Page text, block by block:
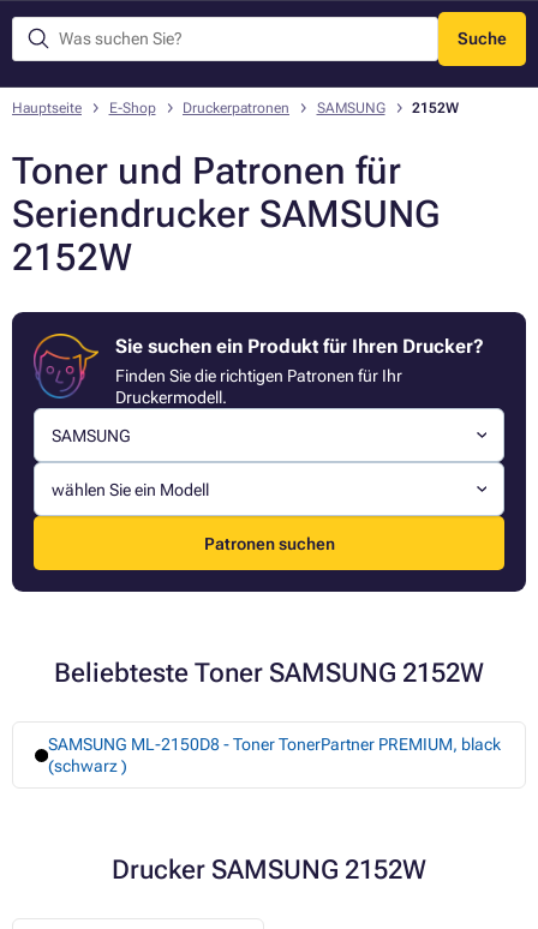
Suche
Menü
Hauptseite E-Shop Druckerpatronen SAMSUNG 2152W
Toner und Patronen für
Seriendrucker SAMSUNG
2152W
Sie suchen ein Produkt für Ihren Drucker?
Finden Sie die richtigen Patronen für Ihr
Druckermodell.
SAMSUNG
wählen Sie ein Modell
Patronen suchen
Beliebteste Toner SAMSUNG 2152W
SAMSUNG ML-2150D8 - Toner TonerPartner PREMIUM, black
(schwarz )
Drucker SAMSUNG 2152W